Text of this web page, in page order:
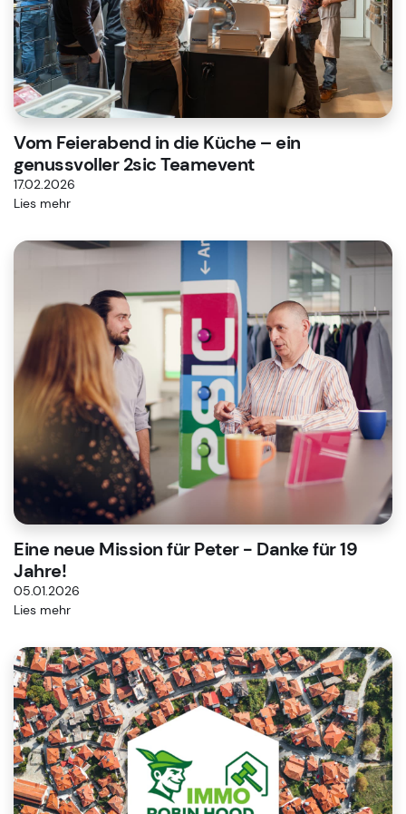
Vom Feierabend in die Küche – ein
genussvoller 2sic Teamevent
17.02.2026
Lies mehr
Eine neue Mission für Peter - Danke für 19
Jahre!
05.01.2026
Lies mehr